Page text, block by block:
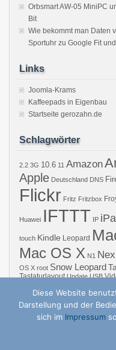
Orbsmart AW-05 MiniPC
Bit
Wie bekommt man Daten
Sportuhr zu Google Fit
Links
Joomla-Krams
Kaffeepads in Eigenbau
Startseite gerozahn.de
Schlagwörter
2.2 3G 10.6 11 Amazon
Apple Deutschland DNS
Flickr Fritz Fritzbox
Huawei IFTTT IP
touch Kindle Leopard
Mac OS X N1
OS X root Snow Leopard
Tastaturlayout Update USB
Copyright © 2026 GZB – Gero
Diese Website
Darstellung und der
sich im Impressum